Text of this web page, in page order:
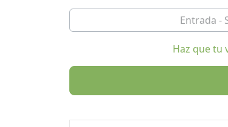
buscarnos!
Haz que tu